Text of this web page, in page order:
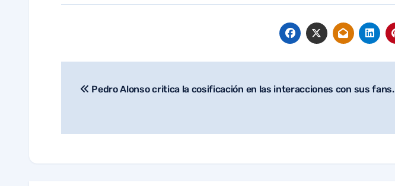
Navegación
Pedro Alonso critica la cosificación en las interacciones con sus fans.